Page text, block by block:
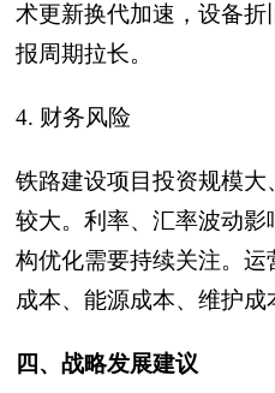
术更新换代加速，设备折
报周期拉长。
4. 财务风险
铁路建设项目投资规模
较大。利率、汇率波动
构优化需要持续关注。
成本、能源成本、维护成
四、战略发展建议